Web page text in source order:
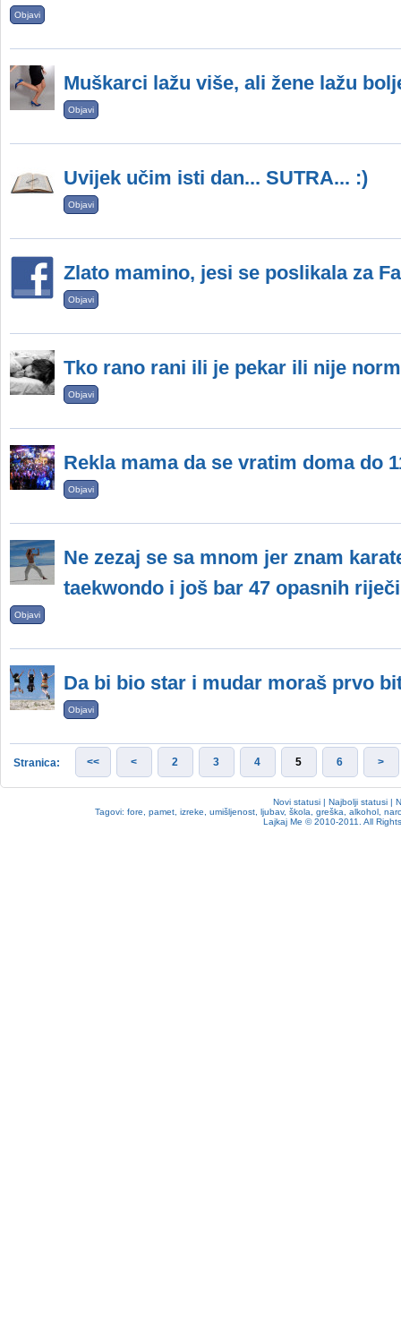
Objavi
Muškarci lažu više, ali žene lažu
Objavi
Uvijek učim isti dan... SUTRA... :)
Objavi
Zlato mamino, jesi se poslikala za
Objavi
Tko rano rani ili je pekar ili nije
Objavi
Rekla mama da se vratim doma do
Objavi
Ne zezaj se sa mnom jer znam
taekwondo i još bar 47 opasnih
Objavi
Da bi bio star i mudar moraš prvo
Objavi
Stranica: << < 2 3 4 5 6 >
Novi statusi |Najbolji statusi |
Tagovi: fore pamet izreke umišljenost ljubav, škola greška alkohol
Lajkaj Me © 2010-2011. All